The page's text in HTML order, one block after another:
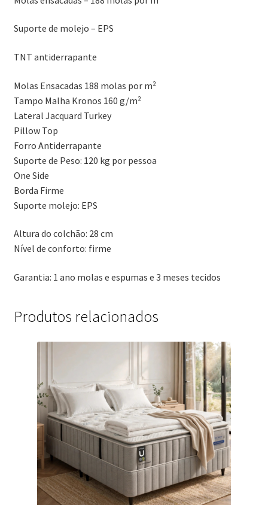
Suporte de molejo – EPS
TNT antiderrapante
Molas Ensacadas 188 molas por m²
Tampo Malha Kronos 160 g/m²
Lateral Jacquard Turkey
Pillow Top
Forro Antiderrapante
Suporte de Peso: 120 kg por pessoa
One Side
Borda Firme
Suporte molejo: EPS
Altura do colchão: 28 cm
Nível de conforto: firme
Garantia: 1 ano molas e espumas e 3 meses tecidos
Produtos relacionados